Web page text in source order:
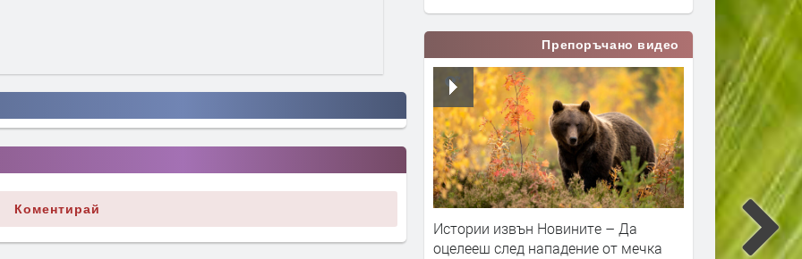
Коментирай
Препоръчано видео
Истории извън Новините – Да
оцелееш след нападение от мечка